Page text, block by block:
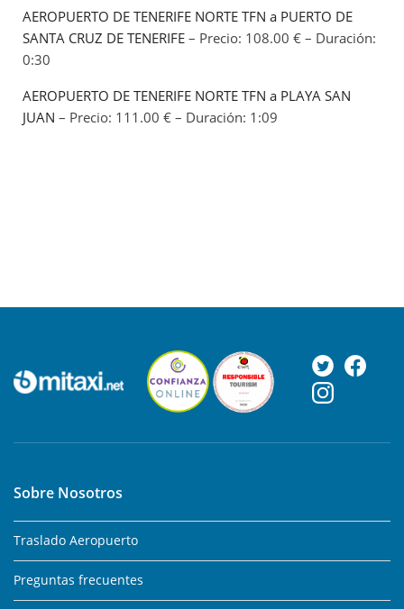
AEROPUERTO DE TENERIFE NORTE TFN a PUERTO DE
SANTA CRUZ DE TENERIFE – Precio: 108.00 € – Duración:
0:30
AEROPUERTO DE TENERIFE NORTE TFN a PLAYA SAN
JUAN – Precio: 111.00 € – Duración: 1:09
Sobre Nosotros
Traslado Aeropuerto
Preguntas frecuentes